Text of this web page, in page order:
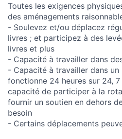
Toutes les exigences
des aménagements
- Soulevez et/ou déplacez
livres ; et participez à des
livres et plus
- Capacité à travailler dans
- Capacité à travailler dans un
fonctionne 24 heures sur 24,
capacité de participer à la
fournir un soutien en dehors
besoin
- Certains déplacements